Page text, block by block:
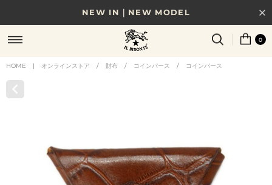
NEW IN｜NEW MODEL
8/17(月)10時まで｜税込11,000円以上で送料無料
贈る相手やシーンから選べる、新しいギフトガイド
0
HOME | オンラインストア / 財布 / コインパース / コインパース